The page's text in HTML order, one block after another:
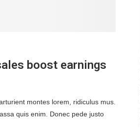
boost earnings
montes lorem, ridiculus mus.
quis enim. Donec pede justo